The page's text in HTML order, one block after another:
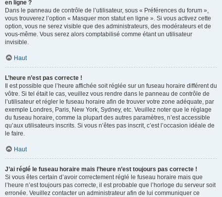
en ligne ?
Dans le panneau de contrôle de l’utilisateur, sous « Préférences du forum »,
vous trouverez l’option « Masquer mon statut en ligne ». Si vous activez cette
option, vous ne serez visible que des administrateurs, des modérateurs et de
vous-même. Vous serez alors comptabilisé comme étant un utilisateur
invisible.
Haut
L’heure n’est pas correcte !
Il est possible que l’heure affichée soit réglée sur un fuseau horaire différent du
vôtre. Si tel était le cas, veuillez vous rendre dans le panneau de contrôle de
l’utilisateur et régler le fuseau horaire afin de trouver votre zone adéquate, par
exemple Londres, Paris, New York, Sydney, etc. Veuillez noter que le réglage
du fuseau horaire, comme la plupart des autres paramètres, n’est accessible
qu’aux utilisateurs inscrits. Si vous n’êtes pas inscrit, c’est l’occasion idéale de
le faire.
Haut
J’ai réglé le fuseau horaire mais l’heure n’est toujours pas correcte !
Si vous êtes certain d’avoir correctement réglé le fuseau horaire mais que
l’heure n’est toujours pas correcte, il est probable que l’horloge du serveur soit
erronée. Veuillez contacter un administrateur afin de lui communiquer ce